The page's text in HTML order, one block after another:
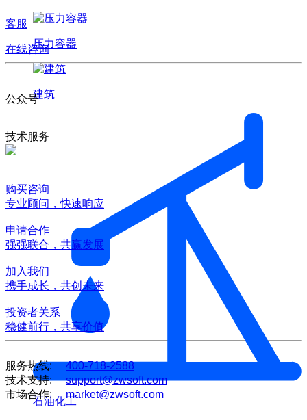
压力容器
建筑
石油化工
客服
在线咨询
公众号
技术服务
购买咨询
专业顾问，快速响应
申请合作
强强联合，共赢发展
加入我们
携手成长，共创未来
投资者关系
稳健前行，共享价值
服务热线: 400-718-2588
技术支持: support@zwsoft.com
市场合作: market@zwsoft.com